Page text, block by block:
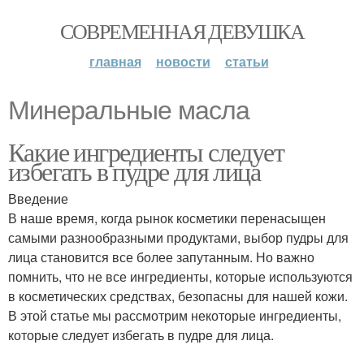
СОВРЕМЕННАЯ ДЕВУШКА
главная новости статьи
Минеральные масла
Какие ингредиенты следует
избегать в пудре для лица
Введение
В наше время, когда рынок косметики перенасыщен
самыми разнообразными продуктами, выбор пудры для
лица становится все более запутанным. Но важно
помнить, что не все ингредиенты, которые используются
в косметических средствах, безопасны для нашей кожи.
В этой статье мы рассмотрим некоторые ингредиенты,
которые следует избегать в пудре для лица.